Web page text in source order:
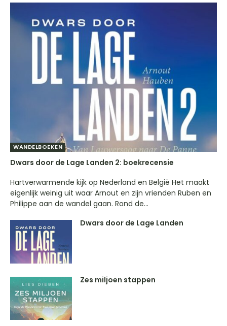
WANDELBOEKEN
Dwars door de Lage Landen 2: boekrecensie
Hartverwarmende kijk op Nederland en België Het maakt
eigenlijk weinig uit waar Arnout en zijn vrienden Ruben en
Philippe aan de wandel gaan. Rond de...
Dwars door de Lage Landen
Zes miljoen stappen